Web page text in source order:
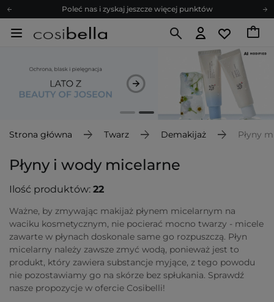
Poleć nas i zyskaj jeszcze więcej punktów
Zapisz się na newsletter pełen porad
Z nami to możliwe! Realizacja zamówienia do 24h.
Poleć nas i zyskaj jeszcze więcej punktów
Zapisz się na newsletter pełen porad
Strona główna Twarz Demakijaż Płyny
Płyny i wody micelarne
Ilość produktów: 22
Ważne, by zmywając makijaż płynem micelarnym na
waciku kosmetycznym, nie pocierać mocno twarzy - micele
zawarte w płynach doskonale same go rozpuszczą. Płyn
micelarny należy zawsze zmyć wodą, ponieważ jest to
produkt, który zawiera substancje myjące, z tego powodu
nie pozostawiamy go na skórze bez spłukania. Sprawdź
nasze propozycje w ofercie Cosibelli!